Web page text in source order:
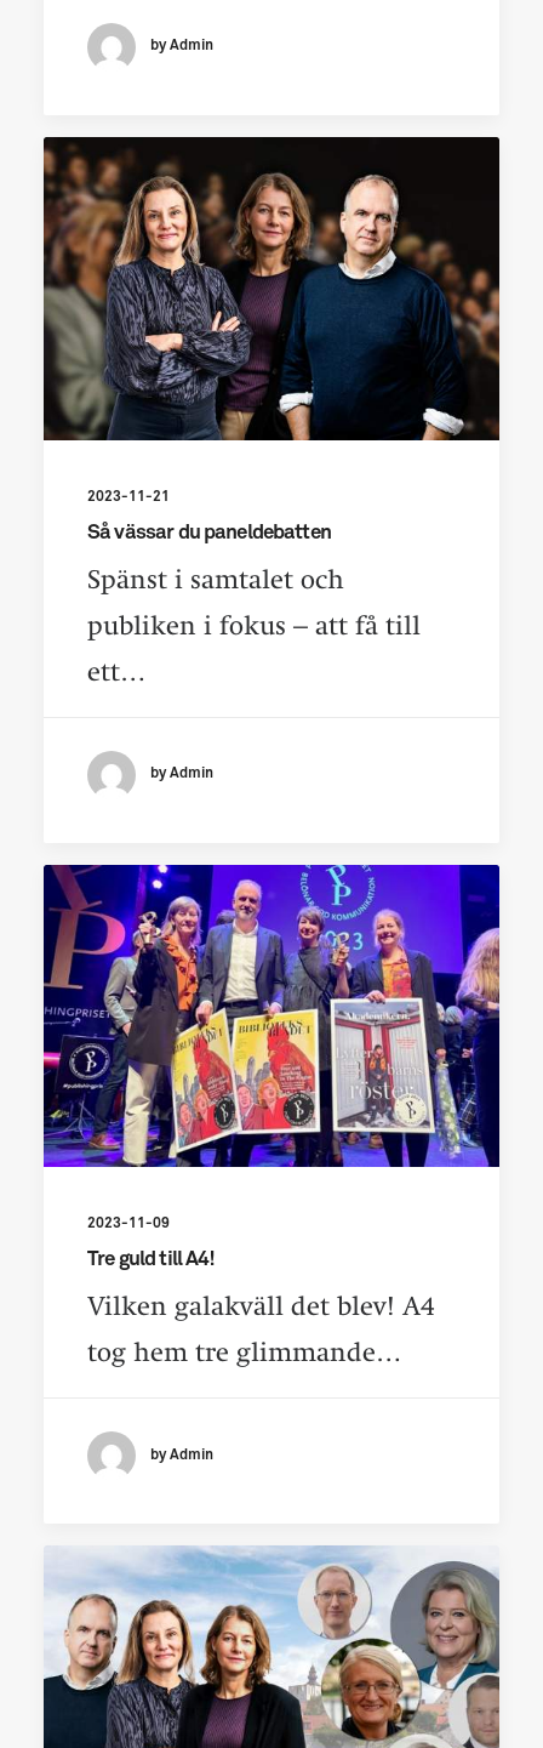
by Admin
2023-11-21
Så vässar du paneldebatten
Spänst i samtalet och
publiken i fokus – att få till
ett…
by Admin
2023-11-09
Tre guld till A4!
Vilken galakväll det blev! A4
tog hem tre glimmande…
by Admin